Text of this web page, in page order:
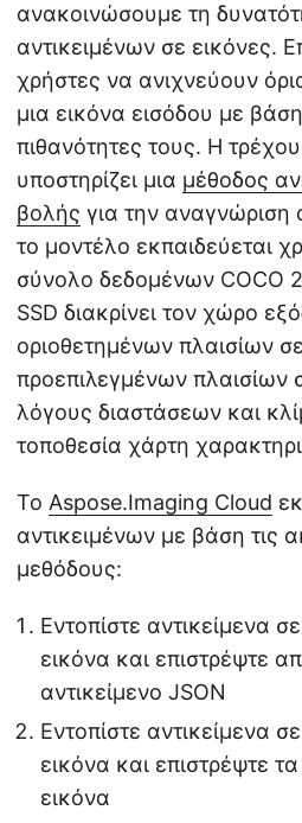
ανακοινώσουμε τη
αντικειμένων σε εικόνες.
χρήστες να ανιχνεύουν
μια εικόνα εισόδου με βάση
πιθανότητες τους. Η
υποστηρίζει μια μέθοδος
βολής για την αναγνώριση
το μοντέλο εκπαιδεύεται
σύνολο δεδομένων COCO
SSD διακρίνει τον χώρο
οριοθετημένων πλαισίων
προεπιλεγμένων πλαισίων
λόγους διαστάσεων και
τοποθεσία χάρτη
Το Aspose.Imaging Cloud
αντικειμένων με βάση τις
μεθόδους:
Εντοπίστε αντικείμενα
εικόνα και επιστρέψτε
αντικείμενο JSON
Εντοπίστε αντικείμενα
εικόνα και επιστρέψτε
εικόνα